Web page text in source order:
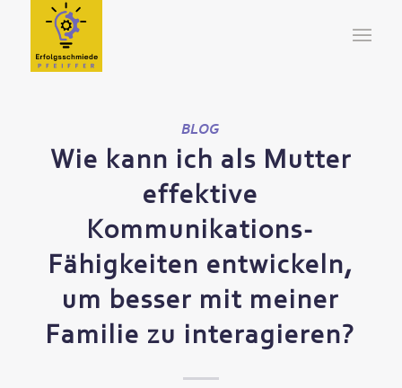
BLOG
Wie kann ich als Mutter
effektive
Kommunikations-
Fähigkeiten entwickeln,
um besser mit meiner
Familie zu interagieren?